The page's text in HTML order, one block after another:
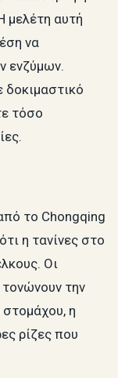
μελέτη αυτή
να
ενζύμων.
τόσο
το Chongqing
η τανίνες στο
Οι
τονώνουν την
η
ρίζες που